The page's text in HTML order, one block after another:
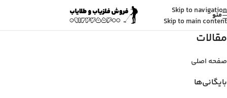
Skip to navigation
Skip to main content
منو
مقالات
صفحه اصلی
بایگانی‌ها